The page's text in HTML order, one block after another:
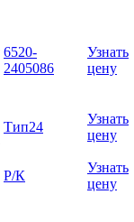
6520-
2405086
Узнать
цену
Тип24
Узнать
цену
Р/К
Узнать
цену